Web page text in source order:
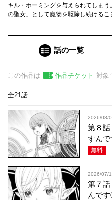
キル・ホーミングを与えられてしま
の聖女」として魔物を駆除し続ける
話の一覧
この作品は 作品チケット 対象
全21話
2026/08/
第８
すん
無料
2026/07/
第７
んで